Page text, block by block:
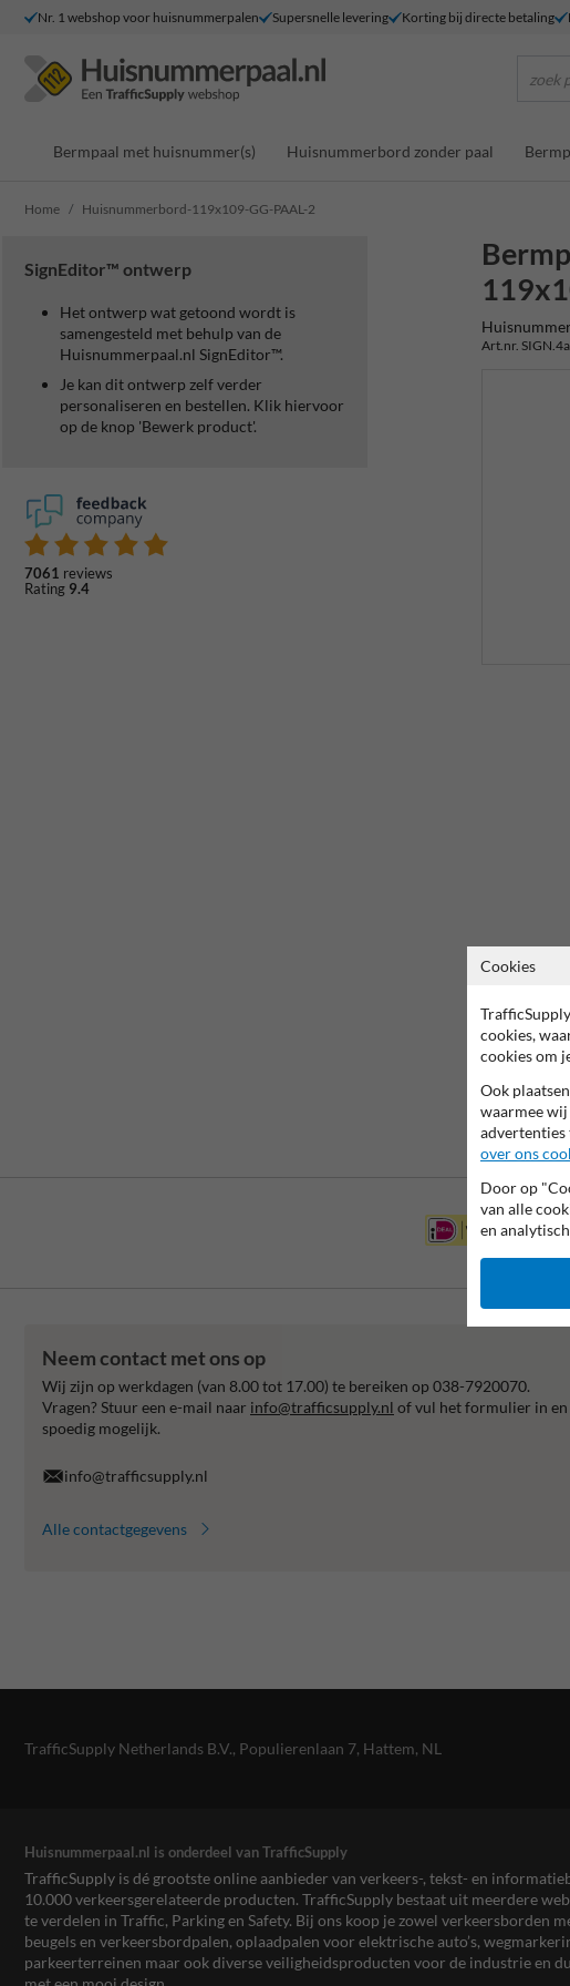
Nr. 1 webshop voor huisnummerpalen Supersnelle levering Korting bij directe betaling
zoek
Bermpaal met huisnummer(s) Huisnummerbord zonder paal
Home Huisnummerbord-119x109-GG-PAAL-2
SignEditor™ ontwerp
Het ontwerp wat getoond wordt is
samengesteld met behulp van de
Huisnummerpaal.nl SignEditor™.
Je kan dit ontwerp zelf verder
personaliseren en bestellen. Klik hiervoor
op de knop 'Bewerk product'.
7061 reviews
Rating 9.4
Art.nr.
Neem contact met ons op
Wij zijn op werkdagen (van 8.00 tot 17.00) te bereiken op 038-7920070.
Vragen? Stuur een e-mail naar info@trafficsupply.nl of vul het formulier in en
spoedig mogelijk.
info@trafficsupply.nl
Alle contactgegevens
TrafficSupply Netherlands B.V., Populierenlaan 7, Hattem, NL
Huisnummerpaal.nl is onderdeel van TrafficSupply
TrafficSupply is dé grootste online aanbieder van verkeers-, tekst- en
10.000 verkeersgerelateerde producten. TrafficSupply bestaat uit meerdere
te verdelen in Traffic, Parking en Safety. Bij ons koop je zowel verkeersborden
beugels en verkeersbordpalen, oplaadpalen voor elektrische auto’s,
parkeerterreinen maar ook diverse veiligheidsproducten voor de industrie en
Cookies
cookies,
cookies om
Ook
waarmee
advertenties
over ons
Door op
van alle
en